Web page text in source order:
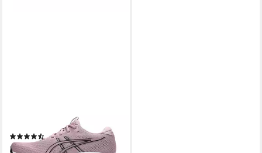
GEL-EXCITE 11 Laufschuh
(22)
ab 84,99 €